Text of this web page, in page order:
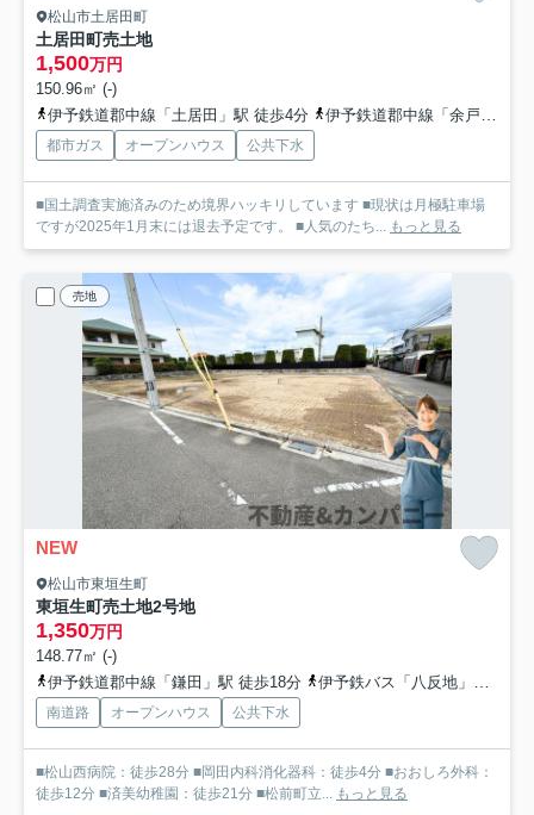
松山市土居田町
土居田町売土地
1,500万円
150.96㎡ (-)
伊予鉄道郡中線「土居田」駅 徒歩4分
伊予鉄道郡中線「余戸」駅 徒歩14分
都市ガス オープンハウス 公共下水
■国土調査実施済みのため境界ハッキリしています ■現状は月極駐車場
ですが2025年1月末には退去予定です。 ■人気のたち... もっと見る
売地
NEW
松山市東垣生町
東垣生町売土地2号地
1,350万円
148.77㎡ (-)
伊予鉄道郡中線「鎌田」駅 徒歩18分
伊予鉄バス「八反地」バス停下車 徒歩9分
南道路 オープンハウス 公共下水
■松山西病院：徒歩28分 ■岡田内科消化器科：徒歩4分 ■おおしろ外科：
徒歩12分 ■済美幼稚園：徒歩21分 ■松前町立... もっと見る